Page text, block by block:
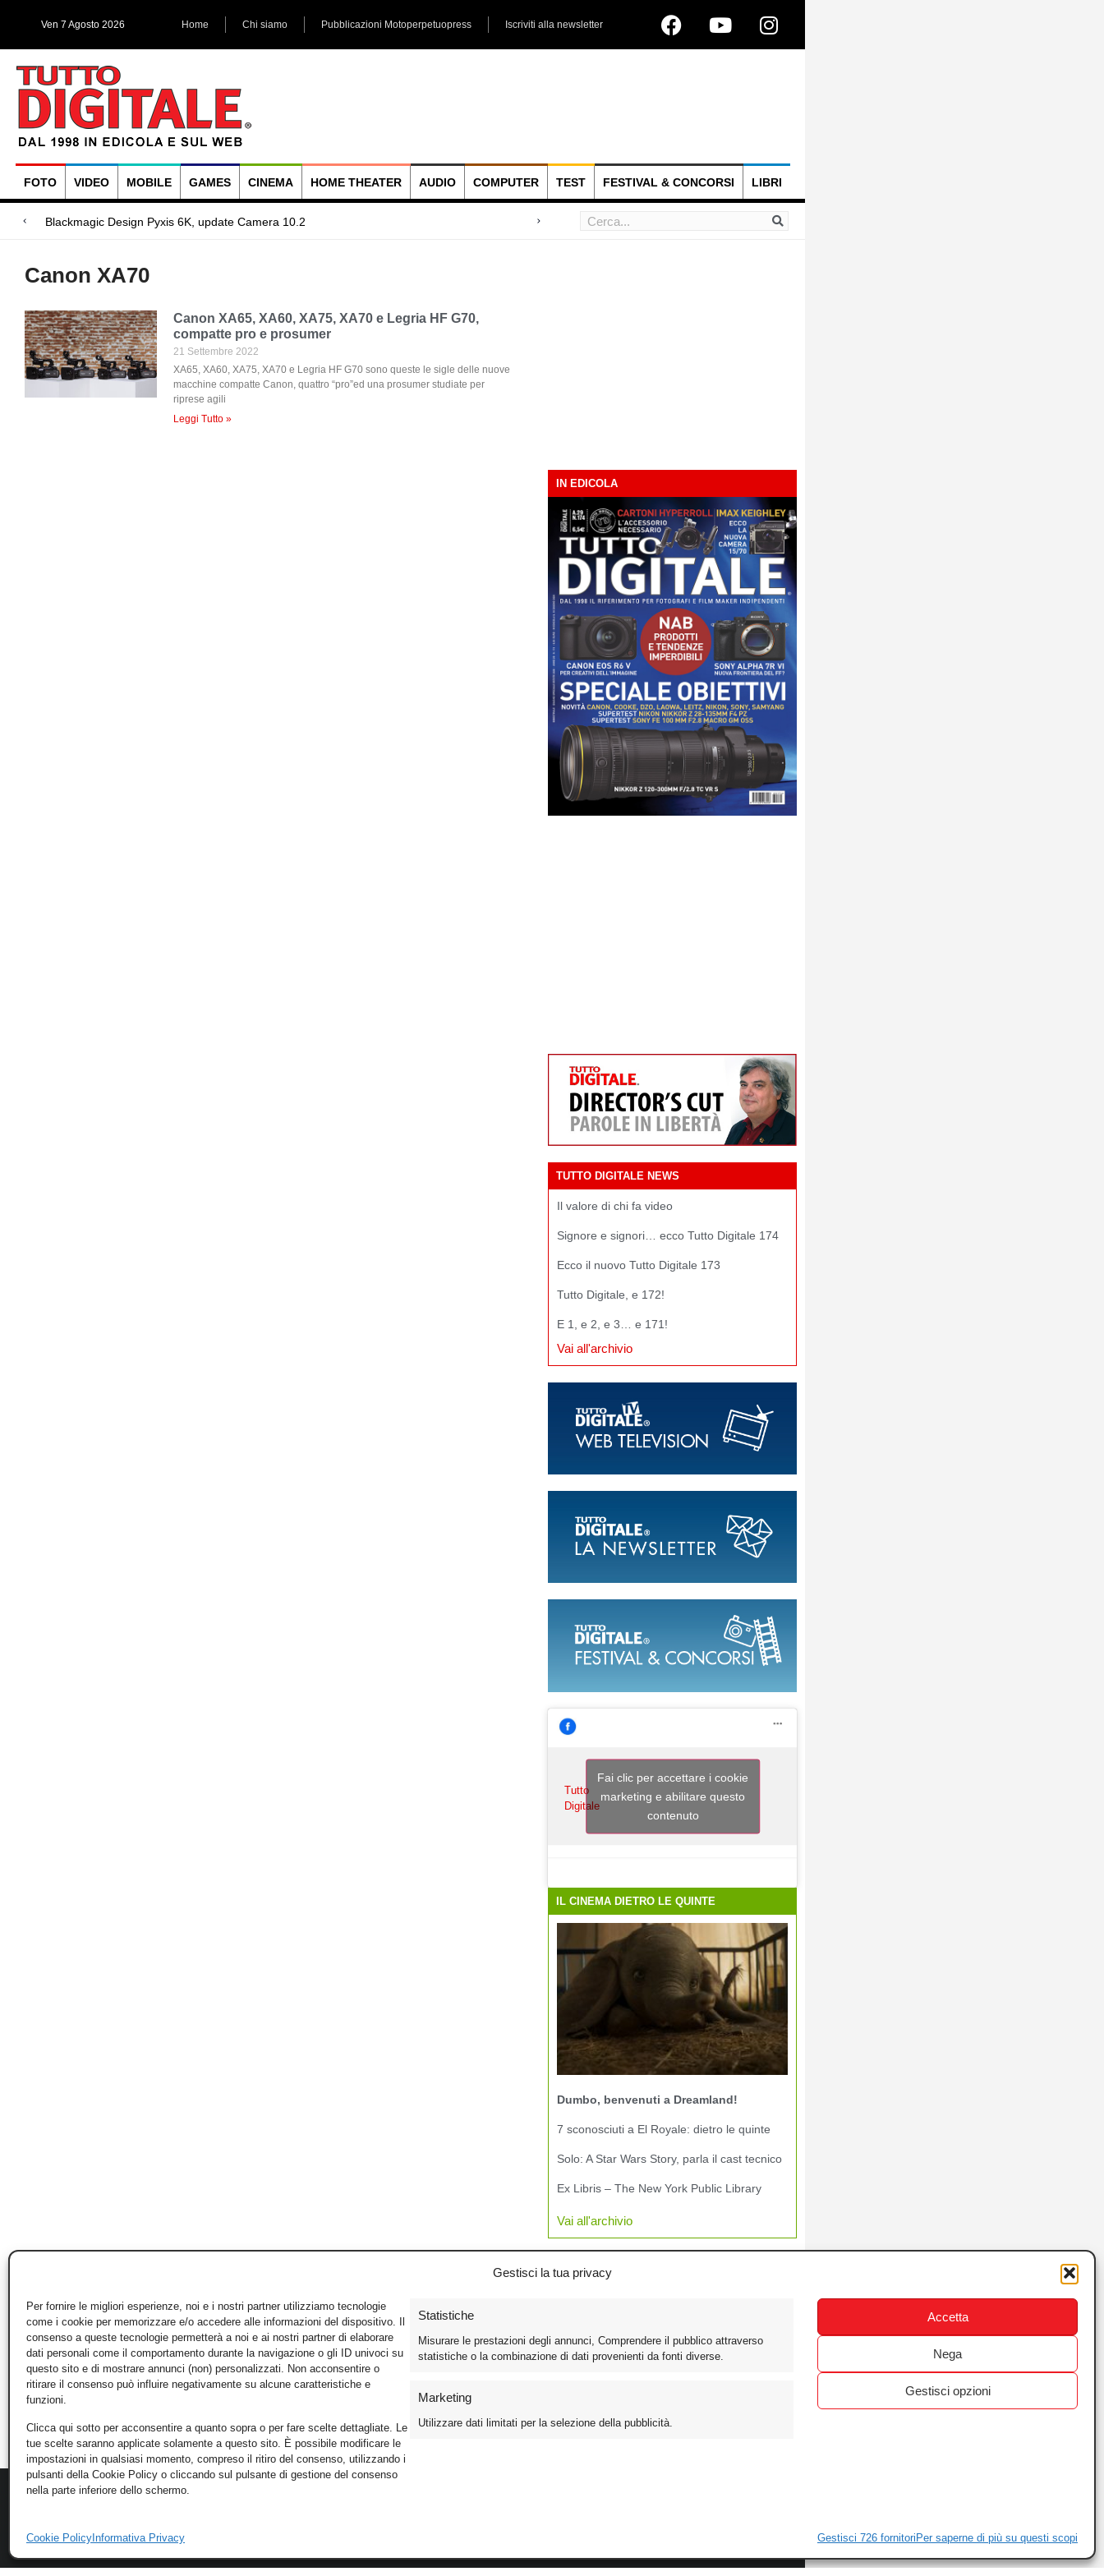
Gestisci la tua privacy
Per fornire le migliori esperienze, noi e i nostri partner utilizziamo tecnologie
come i cookie per memorizzare e/o accedere alle informazioni del dispositivo. Il
consenso a queste tecnologie permetterà a noi e ai nostri partner di elaborare
dati personali come il comportamento durante la navigazione o gli ID univoci su
questo sito e di mostrare annunci (non) personalizzati. Non acconsentire o
ritirare il consenso può influire negativamente su alcune caratteristiche e
funzioni.
Clicca qui sotto per acconsentire a quanto sopra o per fare scelte dettagliate. Le
tue scelte saranno applicate solamente a questo sito. È possibile modificare le
impostazioni in qualsiasi momento, compreso il ritiro del consenso, utilizzando i
pulsanti della Cookie Policy o cliccando sul pulsante di gestione del consenso
nella parte inferiore dello schermo.
Statistiche
Misurare le prestazioni degli annunci, Comprendere il pubblico attraverso
statistiche o la combinazione di dati provenienti da fonti diverse.
Marketing
Utilizzare dati limitati per la selezione della pubblicità.
Gestisci 726 fornitori Per saperne di più su questi scopi
Accetta
Nega
Gestisci opzioni
Cookie Policy Informativa Privacy
Ven 7 Agosto 2026 Home Chi siamo Pubblicazioni Motoperpetuopress Iscriviti alla newsletter
FOTO VIDEO MOBILE GAMES CINEMA HOME THEATER AUDIO COMPUTER TEST FESTIVAL & CONCORSI LIBRI
Megadap M2RF
Blackmagic Design UltraStudio Express 3G, due accessori ad hoc
Arri Rental, evoluzioni in arrivo
Canon XA70
Canon XA65, XA60, XA75, XA70 e Legria HF G70,
compatte pro e prosumer
21 Settembre 2022
XA65, XA60, XA75, XA70 e Legria HF G70 sono queste le sigle delle nuove
macchine compatte Canon, quattro “pro”ed una prosumer studiate per
riprese agili
Leggi Tutto »
IN EDICOLA
TUTTO DIGITALE NEWS
Il valore di chi fa video
Signore e signori… ecco Tutto Digitale 174
Ecco il nuovo Tutto Digitale 173
Tutto Digitale, e 172!
E 1, e 2, e 3… e 171!
Vai all'archivio
Tutto
Digitale
Fai clic per accettare i cookie
marketing e abilitare questo
contenuto
IL CINEMA DIETRO LE QUINTE
Dumbo, benvenuti a Dreamland!
7 sconosciuti a El Royale: dietro le quinte
Solo: A Star Wars Story, parla il cast tecnico
Ex Libris – The New York Public Library
Vai all'archivio